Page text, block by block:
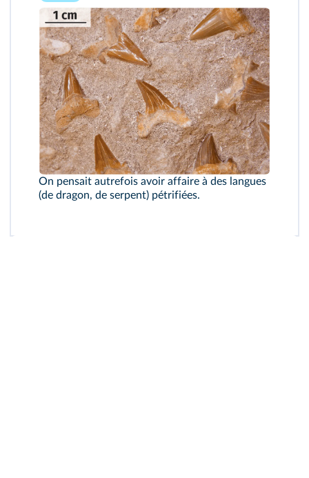
On pensait autrefois avoir affaire à des langues
(de dragon, de serpent) pétrifiées.